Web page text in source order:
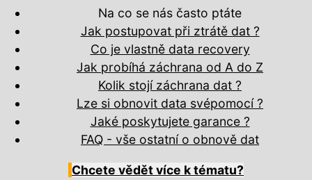
Na co se nás často ptáte
Jak postupovat při ztrátě dat ?
Co je vlastně data recovery
Jak probíhá záchrana od A do Z
Kolik stojí záchrana dat ?
Lze si obnovit data svépomocí ?
Jaké poskytujete garance ?
FAQ - vše ostatní o obnově dat
Chcete vědět více k tématu?